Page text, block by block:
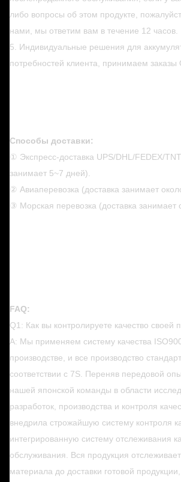
либо вопросы об этом продукте,
нами, мы ответим вам в течение 12 часов.
5. Индивидуальные решения для
потребностей клиента, принимаем заказы
Способы доставки:
① Экспресс-доставка UPS/DHL/FEDEX/
занимает 5~7 дней).
② Авиаперевозка (доставка занимает
③ Морская перевозка (доставка занимает
FAQ:
Q1: Как вы контролируете качество своей
A: Мы применяем систему качества
производстве, и все производство
соответствии с 7S. Переняв передовой
нашей японской команды в области
разработок, производства и контроля
внедрила строжайшую систему контроля
интегрированную систему отслеживания
обслуживания. Вся продукция
материала до доставки готовой